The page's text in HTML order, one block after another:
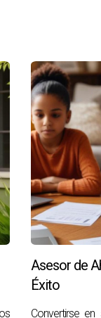
Asesor de
Éxito
Convertirse